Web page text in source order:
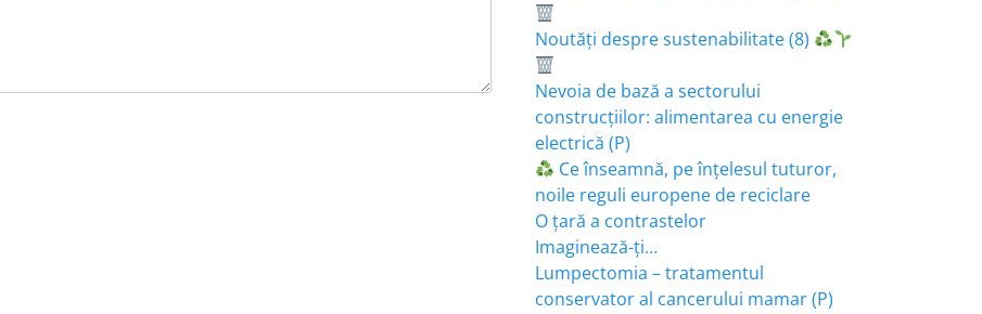
Noutăți despre sustenabilitate (8)
Nevoia de bază a sectorului
construcțiilor: alimentarea cu energie
electrică (P)
Ce înseamnă, pe înțelesul tuturor,
noile reguli europene de reciclare
O țară a contrastelor
Imaginează-ți…
Lumpectomia – tratamentul
conservator al cancerului mamar (P)